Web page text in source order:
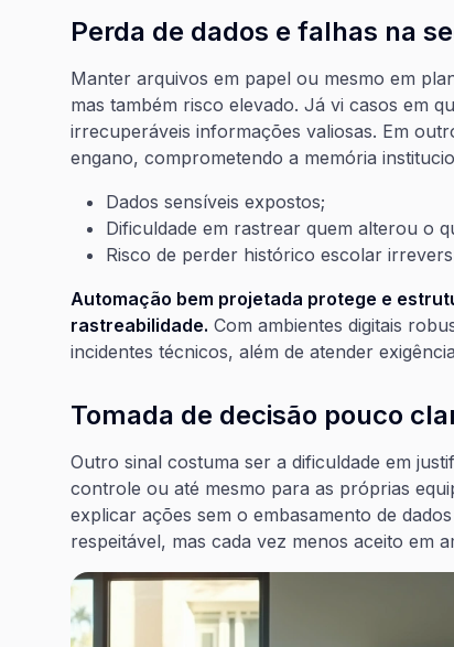
Perda de dados e falhas na
Manter arquivos em papel ou mesmo em
mas também risco elevado. Já vi casos em
irrecuperáveis informações valiosas. Em
engano, comprometendo a memória
Dados sensíveis expostos;
Dificuldade em rastrear quem alterou o
Risco de perder histórico escolar
Automação bem projetada protege e
rastreabilidade. Com ambientes digitais
incidentes técnicos, além de atender
Tomada de decisão pouco
Outro sinal costuma ser a dificuldade em
controle ou até mesmo para as próprias
explicar ações sem o embasamento de
respeitável, mas cada vez menos aceito em